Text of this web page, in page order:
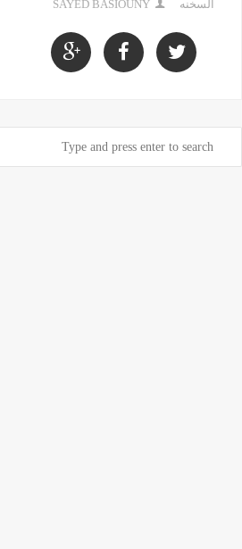
السخنه SAYED BASIOUNY